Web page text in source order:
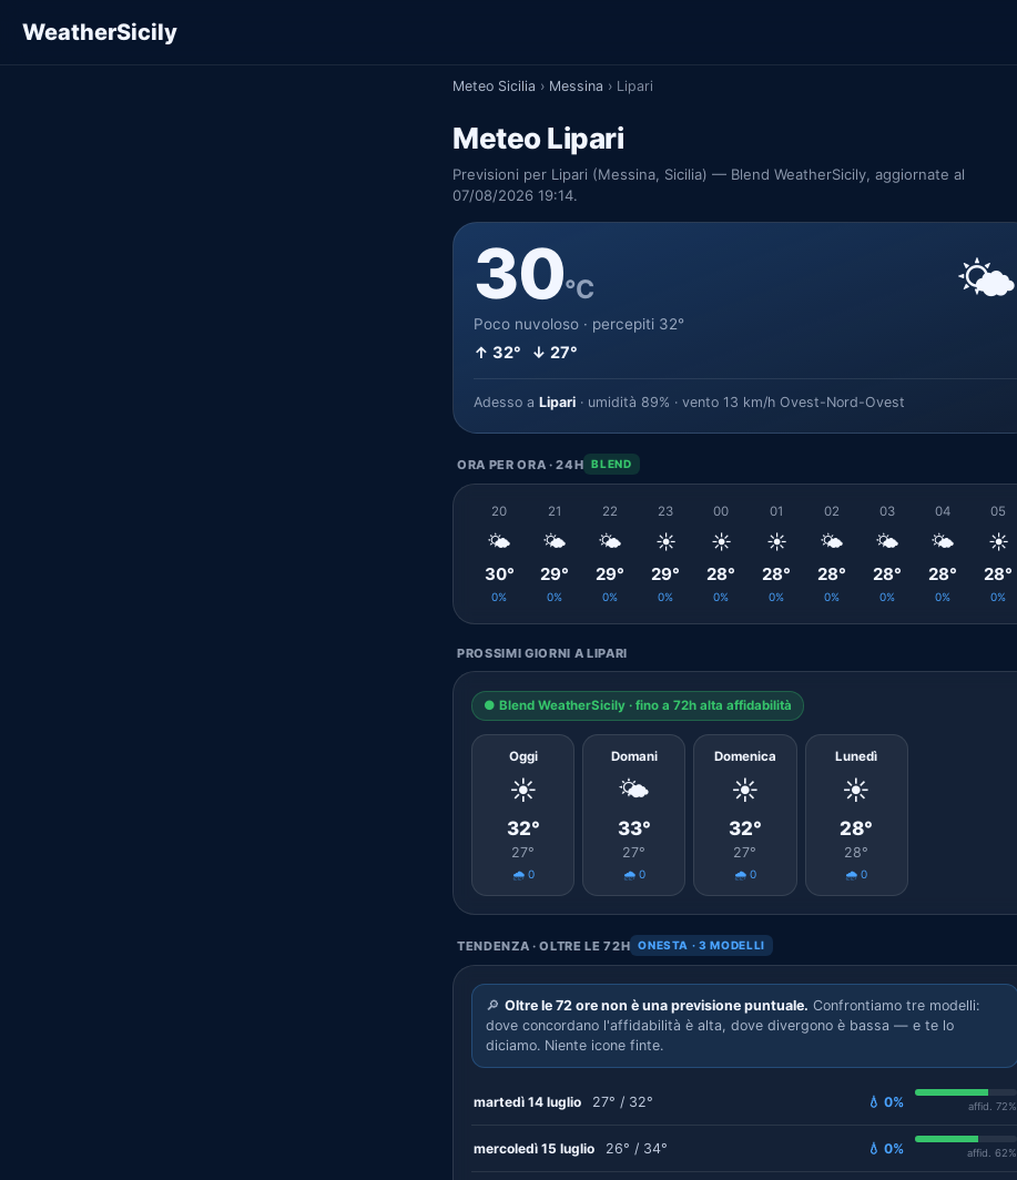
WeatherSicily
Meteo Sicilia › Messina › Lipari
Meteo Lipari
Previsioni per Lipari (Messina, Sicilia) — Blend WeatherSicily, aggiornate al
07/08/2026 19:14.
30°C
Poco nuvoloso · percepiti 32°
↑ 32° ↓ 27°
🌤️
Adesso a Lipari · umidità 89% · vento 13 km/h Ovest-Nord-Ovest
ORA PER ORA · 24H BLEND
20
🌤️
30°
0%
21
🌤️
29°
0%
22
🌤️
29°
0%
23
☀️
29°
0%
00
☀️
28°
0%
01
☀️
28°
0%
02
🌤️
28°
0%
03
🌤️
28°
0%
04
🌤️
28°
0%
05
☀️
28°
0%
PROSSIMI GIORNI A LIPARI
● Blend WeatherSicily · fino a 72h alta affidabilità
Oggi
☀️
32°
27°
🌧️ 0
Domani
🌤️
33°
27°
🌧️ 0
Domenica
☀️
32°
27°
🌧️ 0
Lunedì
☀️
28°
28°
🌧️ 0
TENDENZA · OLTRE LE 72H ONESTA · 3 MODELLI
🔎 Oltre le 72 ore non è una previsione puntuale. Confrontiamo tre modelli:
dove concordano l'affidabilità è alta, dove divergono è bassa — e te lo
diciamo. Niente icone finte.
martedì 14 luglio 27° / 32° 💧 0% affid. 72%
mercoledì 15 luglio 26° / 34° 💧 0% affid. 62%